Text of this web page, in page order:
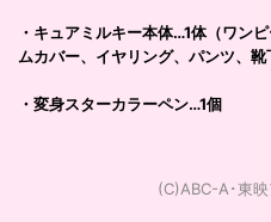
・キュアミルキー本体…1体（ワン
ムカバー、イヤリング、パンツ、靴
・変身スターカラーペン…1個
(C)ABC-A･東